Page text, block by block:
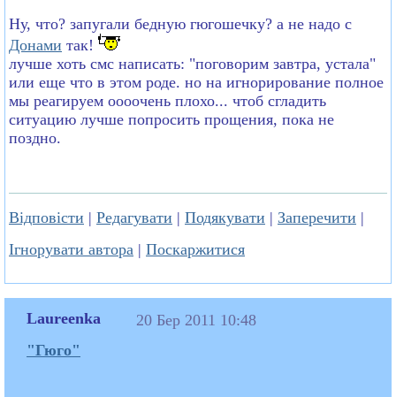
Ну, что? запугали бедную гюгошечку? а не надо с
Донами так!
лучше хоть смс написать: "поговорим завтра, устала"
или еще что в этом роде. но на игнорирование полное
мы реагируем оооочень плохо... чтоб сгладить
ситуацию лучше попросить прощения, пока не
поздно.
Відповісти | Редагувати | Подякувати | Заперечити |
Ігнорувати автора | Поскаржитися
Laureenka
"Гюго"
20 Бер 2011 10:48